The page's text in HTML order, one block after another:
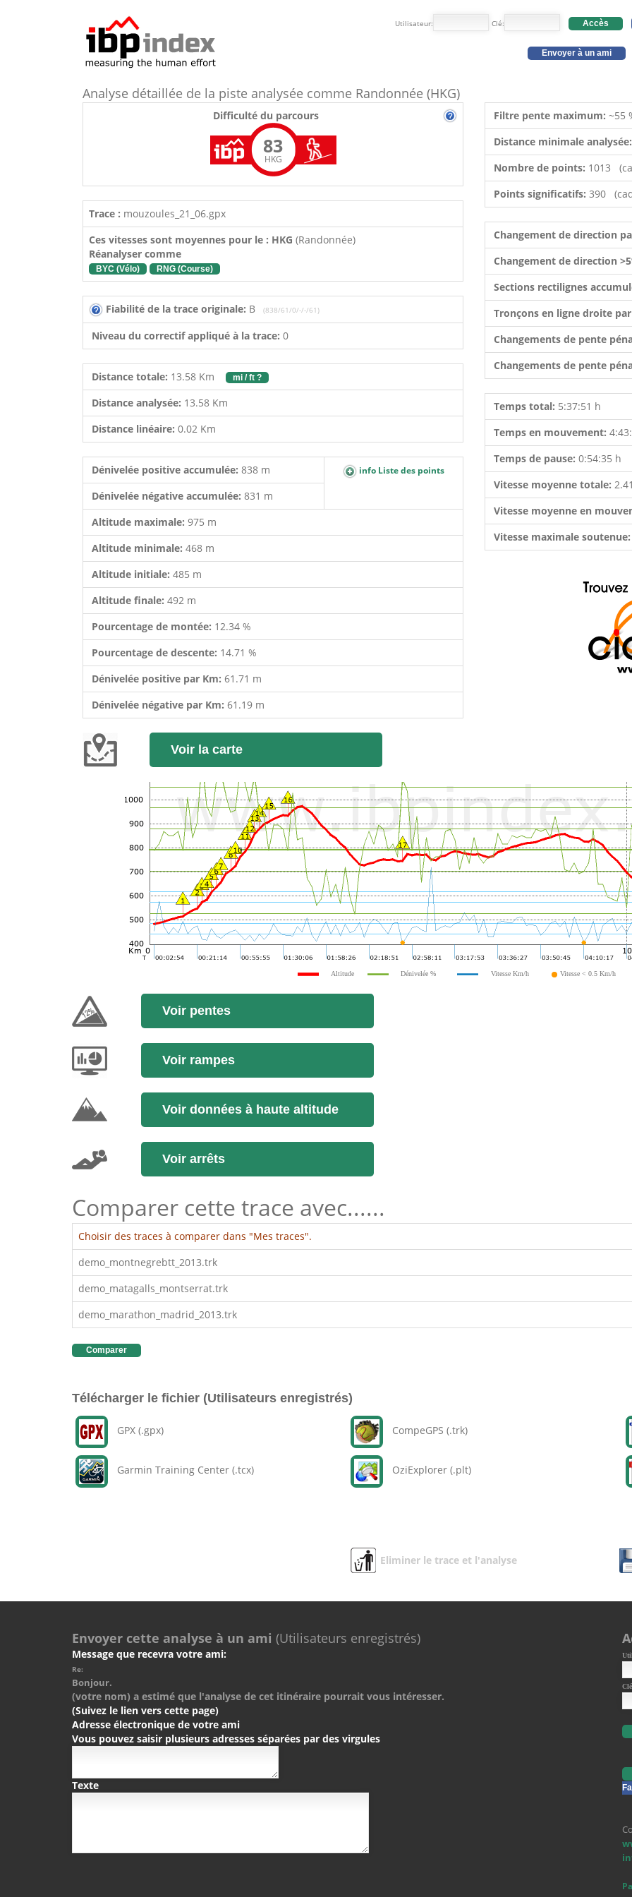
Utilisateur: Clé: Accès
Envoyer à un ami
Analyse détaillée de la piste analysée comme Randonnée (HKG)
Difficulté du parcours
83
HKG
Trace : mouzoules_21_06.gpx
Ces vitesses sont moyennes pour le : HKG (Randonnée)
Réanalyser comme
BYC (Vélo) RNG (Course)
Fiabilité de la trace originale: B (838/61/0/-/-/61)
Niveau du correctif appliqué à la trace: 0
Distance totale: 13.58 Km mi / ft ?
Distance analysée: 13.58 Km
Distance linéaire: 0.02 Km
Dénivelée positive accumulée: 838 m info Liste des points
Dénivelée négative accumulée: 831 m
Altitude maximale: 975 m
Altitude minimale: 468 m
Altitude initiale: 485 m
Altitude finale: 492 m
Pourcentage de montée: 12.34 %
Pourcentage de descente: 14.71 %
Dénivelée positive par Km: 61.71 m
Dénivelée négative par Km: 61.19 m
Filtre pente maximum: ~55
Distance minimale analysée:
Nombre de points: 1013
Points significatifs: 390
Changement de direction
Changement de direction
Sections rectilignes
Tronçons en ligne droite
Changements de pente
Changements de pente
Temps total: 5:37:51 h
Temps en mouvement:
Temps de pause: 0:54:35 h
Vitesse moyenne totale:
Vitesse moyenne en
Vitesse maximale soutenue:
Voir la carte
Altitude Dénivelée % Vitesse Km/h Vitesse < 0.5 Km/h
Voir pentes
Voir rampes
Voir données à haute altitude
Voir arrêts
Comparer cette trace avec......
Choisir des traces à comparer dans "Mes traces".
demo_montnegrebtt_2013.trk
demo_matagalls_montserrat.trk
demo_marathon_madrid_2013.trk
Comparer
Télécharger le fichier (Utilisateurs enregistrés)
GPX (.gpx)
Garmin Training Center (.tcx)
CompeGPS (.trk)
OziExplorer (.plt)
Eliminer le trace et l'analyse
Envoyer cette analyse à un ami (Utilisateurs enregistrés)
Message que recevra votre ami:
Re:
Bonjour.
(votre nom) a estimé que l'analyse de cet itinéraire pourrait vous intéresser.
(Suivez le lien vers cette page)
Adresse électronique de votre ami
Vous pouvez saisir plusieurs adresses séparées par des virgules
Texte
Clé